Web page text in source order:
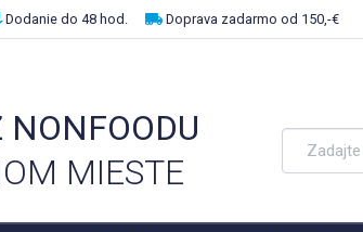
Dodanie do 48 hod. Doprava zadarmo od 150,-€
NONFOODU
MIESTE